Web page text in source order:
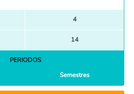
4
14
PERIODOS
Semestres